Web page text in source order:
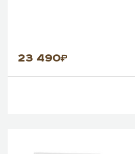
23 490